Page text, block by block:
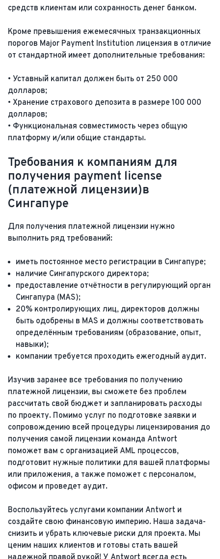
средств клиентам или сохранность денег банком.
Кроме превышения ежемесячных транзакционных
порогов Major Payment Institution лицензия в отличие
от стандартной имеет дополнительные требования:
• Уставный капитал должен быть от 250 000
долларов;
• Хранение страхового депозита в размере 100 000
долларов;
• Функциональная совместимость через общую
платформу и/или общие стандарты.
Требования к компаниям для
получения payment license
(платежной лицензии)в
Сингапуре
Для получения платежной лицензии нужно
выполнить ряд требований:
иметь постоянное место регистрации в Сингапуре;
наличие Сингапурского директора;
предоставление отчётности в регулирующий орган
Сингапура (MAS);
20% контролирующих лиц, директоров должны
быть одобрены в MAS и должны соответствовать
определённым требованиям (образование, опыт,
навыки);
компании требуется проходить ежегодный аудит.
Изучив заранее все требования по получению
платежной лицензии, вы сможете без проблем
рассчитать свой бюджет и запланировать расходы
по проекту. Помимо услуг по подготовке заявки и
сопровождению всей процедуры лицензирования до
получения самой лицензии команда Antwort
поможет вам с организацией AML процессов,
подготовит нужные политики для вашей платформы
или приложения, а также поможет с персоналом,
офисом и проведет аудит.
Воспользуйтесь услугами компании Antwort и
создайте свою финансовую империю. Наша задача-
снизить и убрать ключевые риски для проекта. Мы
ценим наших клиентов и готовы стать вашей